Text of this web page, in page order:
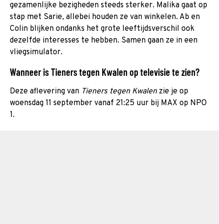
gezamenlijke bezigheden steeds sterker. Malika gaat op
stap met Sarie, allebei houden ze van winkelen. Ab en
Colin blijken ondanks het grote leeftijdsverschil ook
dezelfde interesses te hebben. Samen gaan ze in een
vliegsimulator.
Wanneer is Tieners tegen Kwalen op televisie te zien?
Deze aflevering van Tieners tegen Kwalenzie je op
woensdag 11 september vanaf 21:25 uur bij MAX op NPO
1.